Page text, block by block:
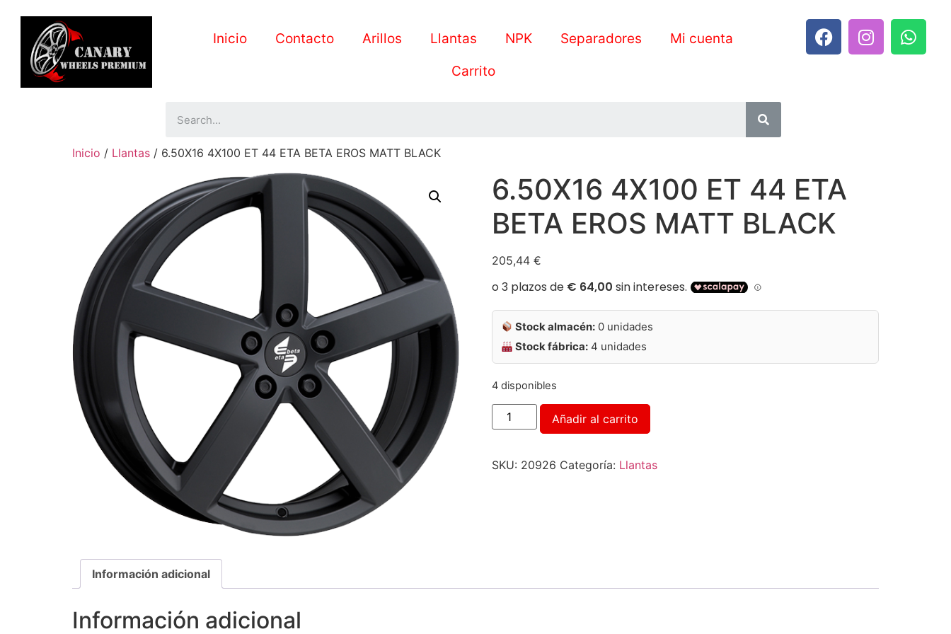
Inicio Contacto Arillos Llantas NPK Separadores
Mi cuenta
Carrito
Inicio / Llantas / 6.50X16 4X100 ET 44 ETA BETA EROS MATT BLACK
6.50X16 4X100 ET 44 ETA
BETA EROS MATT BLACK
205,44 €
Stock almacén:0 unidades
Stock fábrica:4 unidades
4 disponibles
Añadir al carrito
SKU: 20926 Categoría: Llantas
Información adicional
Información adicional